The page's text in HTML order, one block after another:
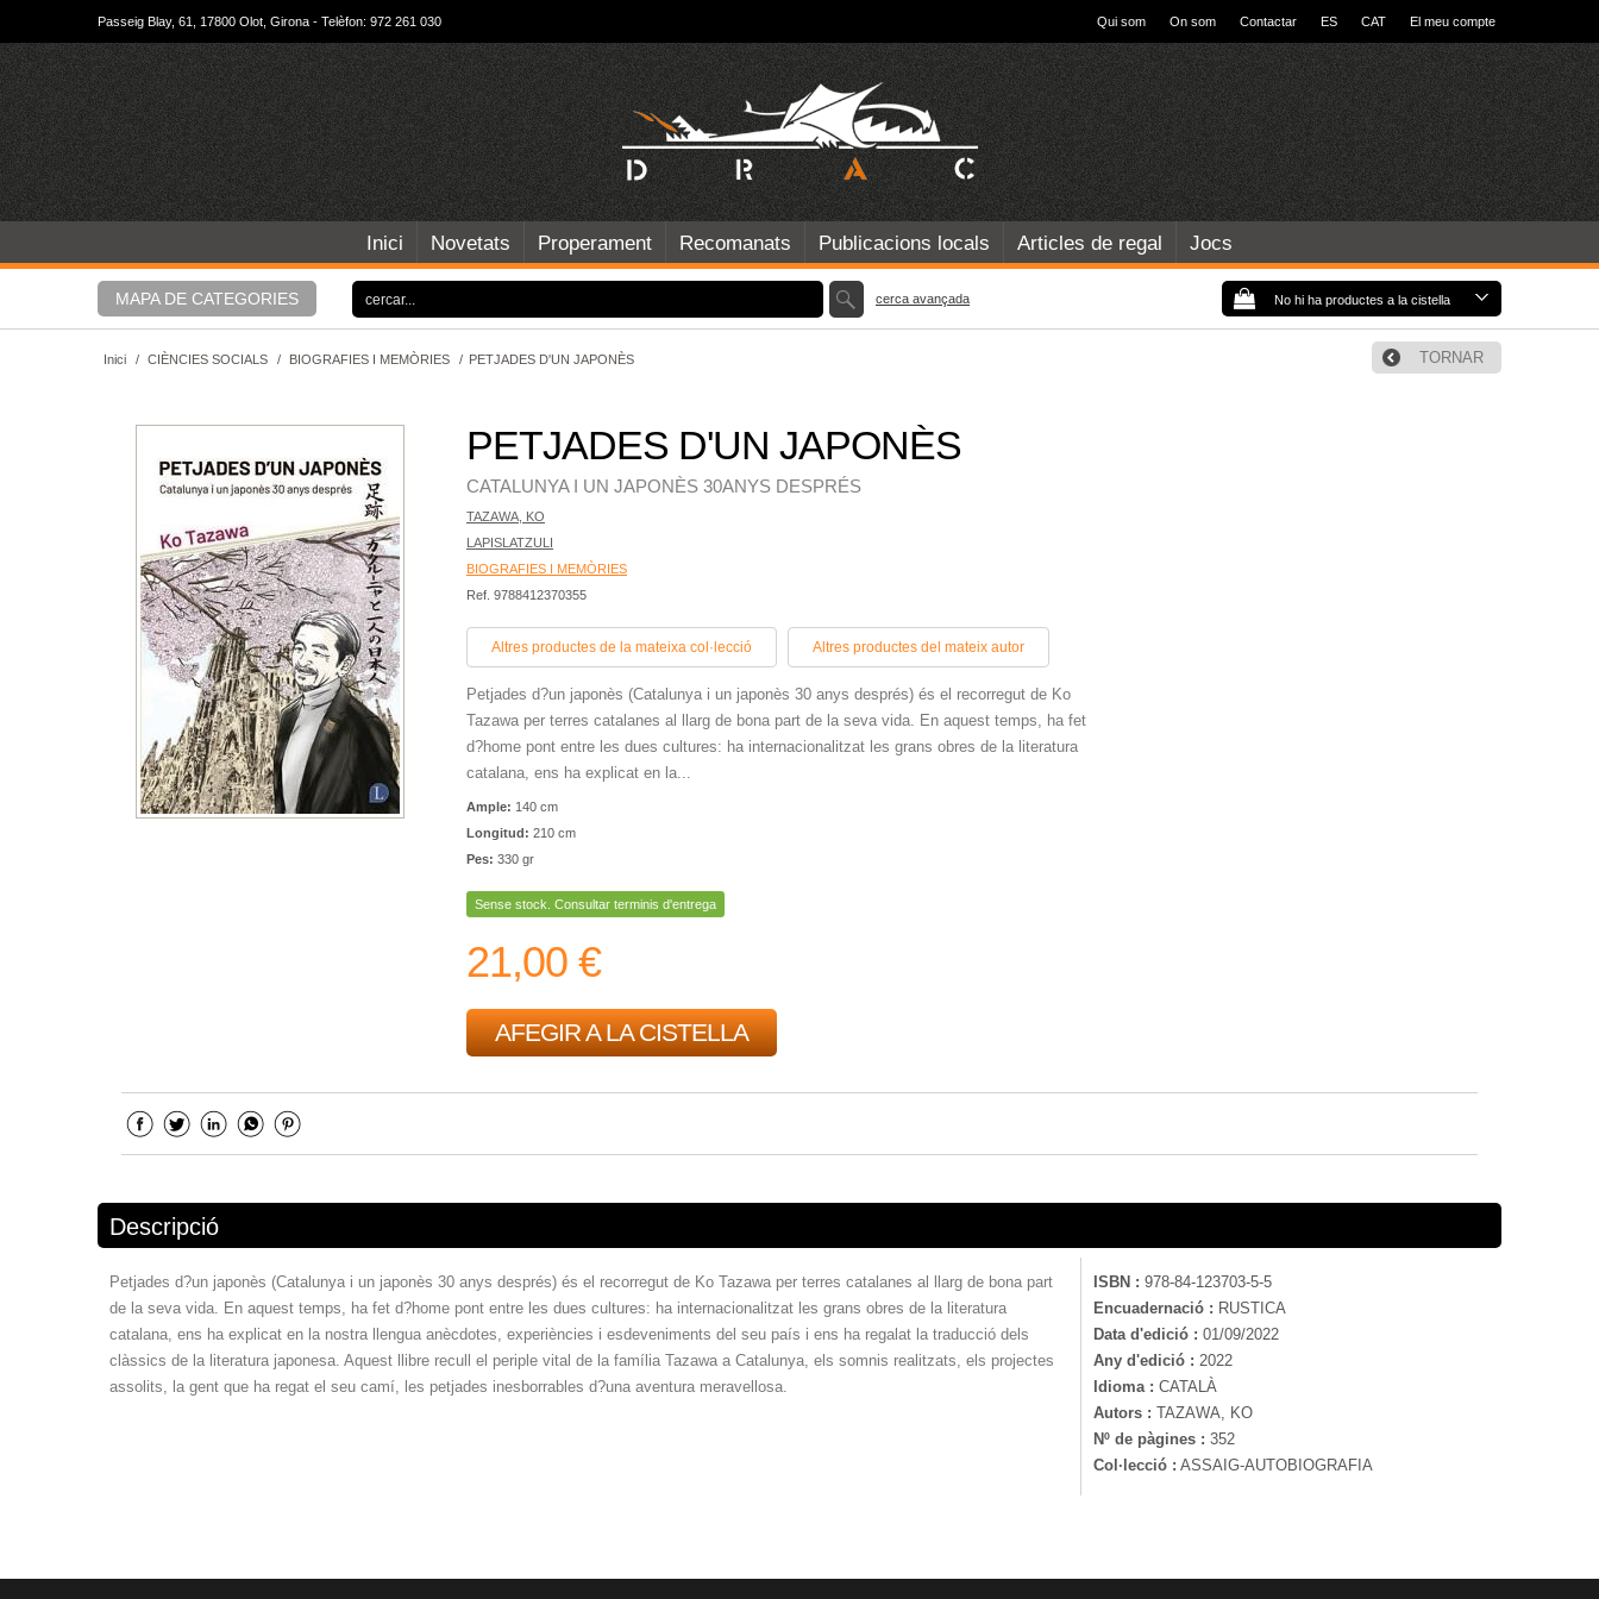
Passeig Blay, 61, 17800 Olot, Girona - Telèfon: 972 261 030 Qui som On som Contactar ES CAT El meu compte
Inici Novetats Properament Recomanats Publicacions locals Articles de regal Jocs
MAPA DE CATEGORIES No hi ha productes a la cistella
cerca avançada
Inici / CIÈNCIES SOCIALS / BIOGRAFIES I MEMÒRIES / PETJADES D'UN JAPONÈS TORNAR
PETJADES D'UN JAPONÈS
CATALUNYA I UN JAPONÈS 30ANYS DESPRÉS
TAZAWA, KO
LAPISLATZULI
BIOGRAFIES I MEMÒRIES
Ref. 9788412370355
Altres productes de la mateixa col·lecció Altres productes del mateix autor
Petjades d?un japonès (Catalunya i un japonès 30 anys després) és el recorregut de Ko
Tazawa per terres catalanes al llarg de bona part de la seva vida. En aquest temps, ha fet
d?home pont entre les dues cultures: ha internacionalitzat les grans obres de la literatura
catalana, ens ha explicat en la...
Ample: 140 cm
Longitud: 210 cm
Pes: 330 gr
Sense stock. Consultar terminis d'entrega
21,00 €
AFEGIR A LA CISTELLA
Descripció
ISBN : 978-84-123703-5-5
Encuadernació : RUSTICA
Data d'edició : 01/09/2022
Any d'edició : 2022
Idioma : CATALÀ
Autors : TAZAWA, KO
Nº de pàgines : 352
Col·lecció : ASSAIG-AUTOBIOGRAFIA
Petjades d?un japonès (Catalunya i un japonès 30 anys després) és el recorregut de Ko Tazawa per terres catalanes al llarg de bona part
de la seva vida. En aquest temps, ha fet d?home pont entre les dues cultures: ha internacionalitzat les grans obres de la literatura
catalana, ens ha explicat en la nostra llengua anècdotes, experiències i esdeveniments del seu país i ens ha regalat la traducció dels
clàssics de la literatura japonesa. Aquest llibre recull el periple vital de la família Tazawa a Catalunya, els somnis realitzats, els projectes
assolits, la gent que ha regat el seu camí, les petjades inesborrables d?una aventura meravellosa.